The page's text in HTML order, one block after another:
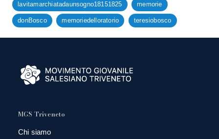
lavitamarchiatadaunsogno18151825 memorie
donBosco memoriedelloratorio teresiobosco
MGS Triveneto
Chi siamo